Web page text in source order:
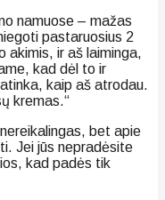
namuose – mažas
pastaruosius 2
akimis, ir aš laiminga,
kad dėl to ir
kaip aš atrodau.
kremas.“
bet apie
Jei jūs nepradėsite
kad padės tik